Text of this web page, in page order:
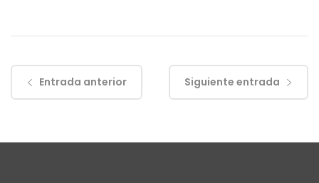
Entrada anterior Siguiente entrada